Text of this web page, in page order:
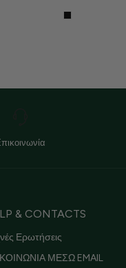
& CONTACTS
Ερωτήσεις
ΜΕΣΩ EMAIL